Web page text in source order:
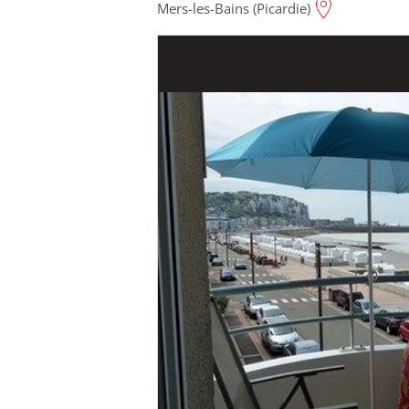
Mers-les-Bains (Picardie)